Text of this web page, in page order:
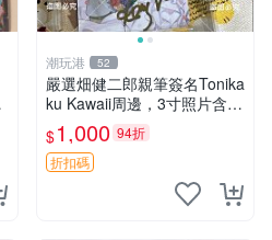
潮玩港 52
嚴選畑健二郎親筆簽名Tonika
ku Kawaii周邊，3寸照片含原
裝卡匣。收藏家直供，保真可
靠。 Tonikaku Kawaii 畑健二
郎 親筆簽名周
$1,000 94折
折扣碼